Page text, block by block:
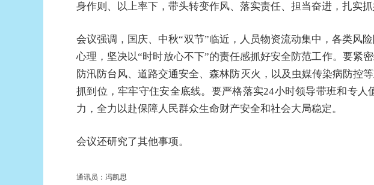
身作则、以上率下，带头转变作风、落实责任、担当奋进，扎实
会议强调，国庆、中秋“双节”临近，人员物资流动集中，各类风
心理，坚决以“时时放心不下”的责任感抓好安全防范工作。要紧
防汛防台风、道路交通安全、森林防灭火，以及虫媒传染病防控
抓到位，牢牢守住安全底线。要严格落实24小时领导带班和专
力，全力以赴保障人民群众生命财产安全和社会大局稳定。
会议还研究了其他事项。
通讯员：冯凯思